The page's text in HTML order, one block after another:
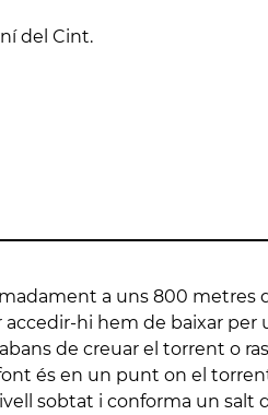
del Cint.
a uns 800 metres
accedir-hi hem de baixar per
de creuar el torrent o
és en un punt on el
sobtat i conforma un salt
transitar una mica ajupit
En el balmat al costat est del
petit és la font, on hi ha el
i agradable. Al costat
Molí de Trasserra, el qual